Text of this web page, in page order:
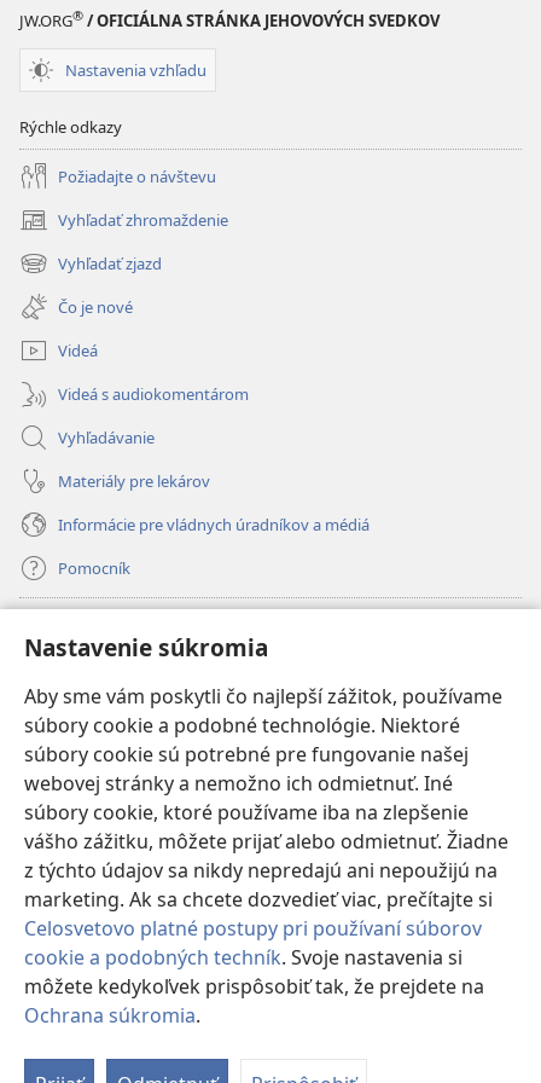
Nastavenie súkromia
Aby sme vám poskytli čo najlepší zážitok, používame
súbory cookie a podobné technológie. Niektoré
súbory cookie sú potrebné pre fungovanie našej
webovej stránky a nemožno ich odmietnuť. Iné
súbory cookie, ktoré používame iba na zlepšenie
vášho zážitku, môžete prijať alebo odmietnuť. Žiadne
z týchto údajov sa nikdy nepredajú ani nepoužijú na
marketing. Ak sa chcete dozvedieť viac, prečítajte si
Celosvetovo platné postupy pri používaní súborov
cookie a podobných techník. Svoje nastavenia si
môžete kedykoľvek prispôsobiť tak, že prejdete na
Ochrana súkromia.
zlé
veci?
JW.ORG® / OFICIÁLNA STRÁNKA JEHOVOVÝCH SVEDKOV
Nastavenia vzhľadu
Rýchle odkazy
Požiadajte o návštevu
Vyhľadať zhromaždenie
(otvorí
nové
okno)
Vyhľadať zjazd
(otvorí
nové
okno)
Čo je nové
Videá
Videá s audiokomentárom
Vyhľadávanie
Materiály pre lekárov
Informácie pre vládnych úradníkov a médiá
Pomocník
(otvorí
nové
okno)
INTERNETOVÁ KNIŽNICA Strážnej veže
(otvorí
nové
okno)JW Hub ®
(otvorí
nové
okno)JW Library
Watchtower Library
Copyright© 2026 Watch Tower Bible and Tract Society of Pennsylvania.
PODMIENKY POUŽÍVANIA